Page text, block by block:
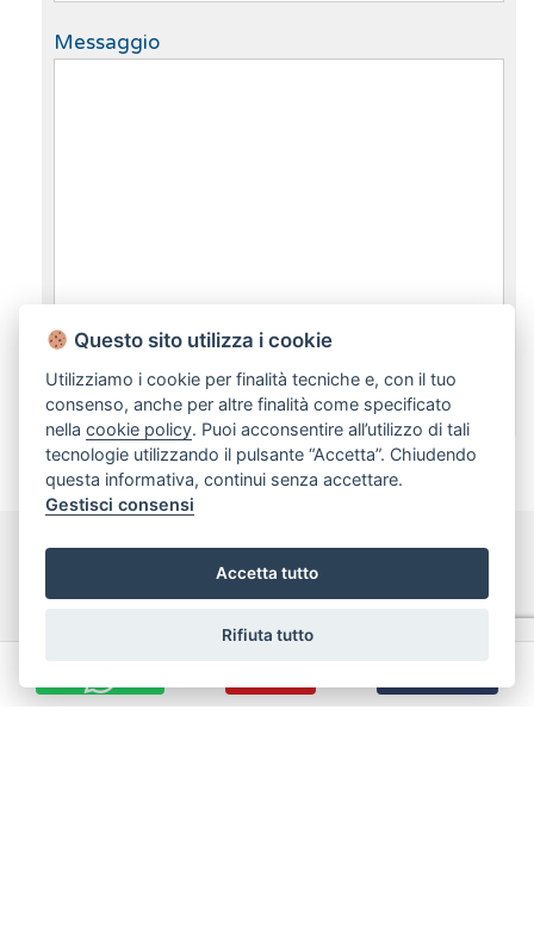
Messaggio
dichiaro di aver preso visione e compreso
l'informativa sulla privacy
protagonisti principali del settore e con la sua rete di
intermediazione, consulenza e assistenza immobiliare, è in
Questo sito utilizza i cookie
Utilizziamo i cookie per finalità tecniche e, con il tuo
consenso, anche per altre finalità come specificato
nellacookie policy. Puoi acconsentire all’utilizzo di tali
tecnologie utilizzando il pulsante “Accetta”. Chiudendo
questa informativa, continui senza accettare.
Gestisci consensi
Accetta tutto
Rifiuta tutto